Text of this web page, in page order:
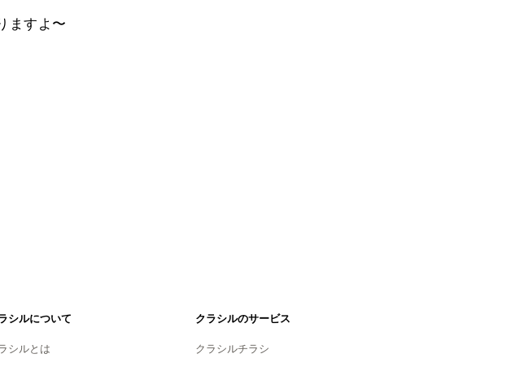
ますよ〜
シルについて
シルとは
クラシルのサービス
クラシルチラシ